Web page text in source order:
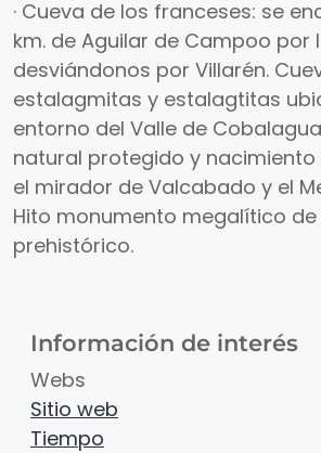
· Cueva de los franceses: se
km. de Aguilar de Campoo por
desviándonos por Villarén.
estalagmitas y estalagtitas
entorno del Valle de
natural protegido y nacimiento
el mirador de Valcabado y el
Hito monumento megalítico de
prehistórico.
Información de interés
Webs
Sitio web
Tiempo